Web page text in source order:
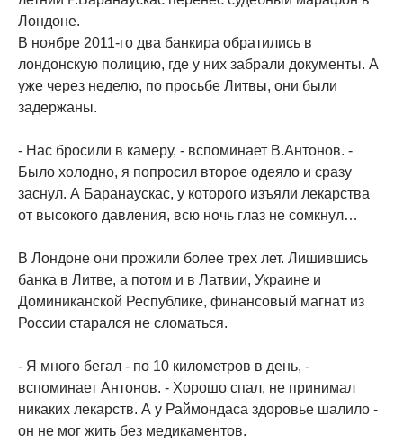
Лондоне.
В ноябре 2011-го два банкира обратились в
лондонскую полицию, где у них забрали документы. А
уже через неделю, по просьбе Литвы, они были
задержаны.
- Нас бросили в камеру, - вспоминает В.Антонов. -
Было холодно, я попросил второе одеяло и сразу
заснул. А Баранаускас, у которого изъяли лекарства
от высокого давления, всю ночь глаз не сомкнул…
В Лондоне они прожили более трех лет. Лишившись
банка в Литве, а потом и в Латвии, Украине и
Доминиканской Республике, финансовый магнат из
России старался не сломаться.
- Я много бегал - по 10 километров в день, -
вспоминает Антонов. - Хорошо спал, не принимал
никаких лекарств. А у Раймондаса здоровье шалило -
он не мог жить без медикаментов.